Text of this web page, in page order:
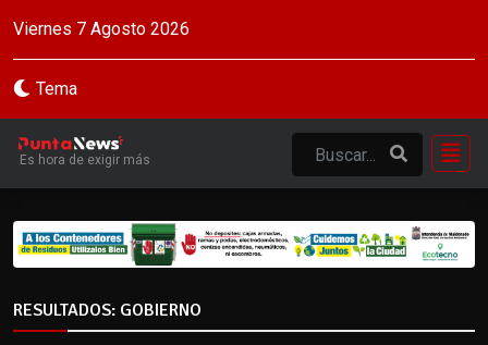
Viernes 7 Agosto 2026
Tema
Es hora de exigir más
RESULTADOS: GOBIERNO